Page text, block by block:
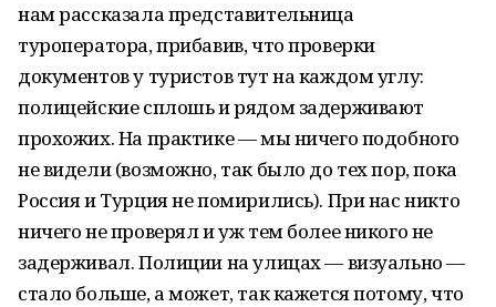
нам рассказала представительница
туроператора, прибавив, что проверки
документов у туристов тут на каждом углу:
полицейские сплошь и рядом задерживают
прохожих. На практике — мы ничего подобного
не видели (возможно, так было до тех пор, пока
Россия и Турция не помирились). При нас никто
ничего не проверял и уж тем более никого не
задерживал. Полиции на улицах — визуально —
стало больше, а может, так кажется потому, что